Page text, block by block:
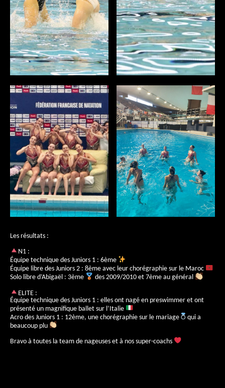
Les résultats :
N1 :
Équipe technique des Juniors 1 : 6ème
Équipe libre des Juniors 2 : 8ème avec leur chorégraphie sur le Maroc
Solo libre d’Abigaël : 3ème
des 2009/2010 et 7ème au général
ELITE :
Équipe technique des Juniors 1 : elles ont nagé en preswimmer et ont
présenté un magnifique ballet sur l’Italie
Acro des Juniors 1 : 12ème, une chorégraphie sur le mariage
qui a
beaucoup plu
Bravo à toutes la team de nageuses et à nos super-coachs